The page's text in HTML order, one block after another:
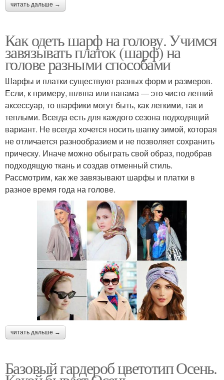
читать дальше →
Как одеть шарф на голову. Учимся
завязывать платок (шарф) на
голове разными способами
Шарфы и платки существуют разных форм и размеров.
Если, к примеру, шляпа или панама — это чисто летний
аксессуар, то шарфики могут быть, как легкими, так и
теплыми. Всегда есть для каждого сезона подходящий
вариант. Не всегда хочется носить шапку зимой, которая
не отличается разнообразием и не позволяет сохранить
прическу. Иначе можно обыграть свой образ, подобрав
подходящую ткань и создав отменный стиль.
Рассмотрим, как же завязывают шарфы и платки в
разное время года на голове.
читать дальше →
Базовый гардероб цветотип Осень.